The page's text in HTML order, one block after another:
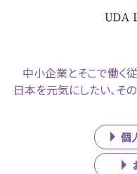
中小企業とそこで働く
日本を元気にしたい、そ
個